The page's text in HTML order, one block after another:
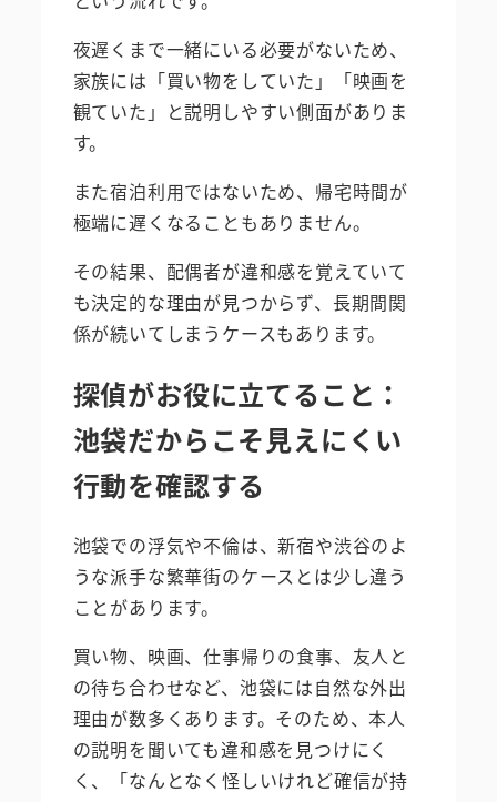
夜遅くまで一緒にいる必要がないため、
家族には「買い物をしていた」「映画を
観ていた」と説明しやすい側面がありま
す。
また宿泊利用ではないため、帰宅時間が
極端に遅くなることもありません。
その結果、配偶者が違和感を覚えていて
も決定的な理由が見つからず、長期間関
係が続いてしまうケースもあります。
探偵がお役に立てること：
池袋だからこそ見えにくい
行動を確認する
池袋での浮気や不倫は、新宿や渋谷のよ
うな派手な繁華街のケースとは少し違う
ことがあります。
買い物、映画、仕事帰りの食事、友人と
の待ち合わせなど、池袋には自然な外出
理由が数多くあります。そのため、本人
の説明を聞いても違和感を見つけにく
く、「なんとなく怪しいけれど確信が持